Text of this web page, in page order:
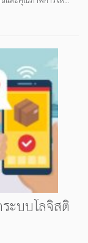
ขนย้ายที่เหมาะกับ
Thai,
ะบบโลจิสติ